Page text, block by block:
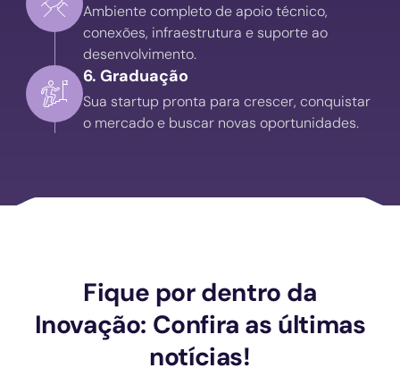
Ambiente completo de apoio técnico,
conexões, infraestrutura e suporte ao
desenvolvimento.
6. Graduação
Sua startup pronta para crescer, conquistar
o mercado e buscar novas oportunidades.
Fique por dentro da
Inovação: Confira as últimas
notícias!